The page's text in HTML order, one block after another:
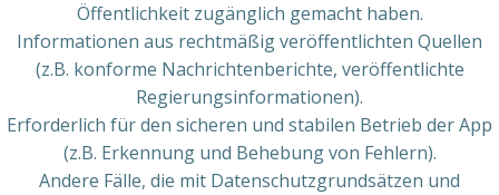
Öffentlichkeit zugänglich gemacht haben.
Informationen aus rechtmäßig veröffentlichten Quellen
(z.B. konforme Nachrichtenberichte, veröffentlichte
Regierungsinformationen).
Erforderlich für den sicheren und stabilen Betrieb der App
(z.B. Erkennung und Behebung von Fehlern).
Andere Fälle, die mit Datenschutzgrundsätzen und